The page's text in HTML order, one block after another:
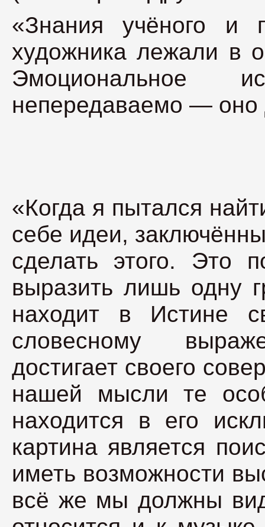
«Знания учёного и
художника лежали в
Эмоциональное
непередаваемо — оно
«Когда я пытался
себе идеи,
сделать этого. Это
выразить лишь одну
находит в Истине
словесному
достигает своего
нашей мысли те
находится в его
картина является
иметь возможности
всё же мы должны